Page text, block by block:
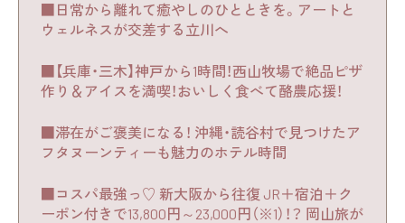
■日常から離れて癒やしのひとときを。アートと
ウェルネスが交差する立川へ
■【兵庫・三木】神戸から1時間！西山牧場で絶品ピザ
作り＆アイスを満喫！おいしく食べて酪農応援！
■滞在がご褒美になる！ 沖縄・読谷村で見つけたア
フタヌーンティーも魅力のホテル時間
■コスパ最強っ♡ 新大阪から往復 JR＋宿泊＋ク
ーポン付きで13,800円～23,000円（※1）！？ 岡山旅が